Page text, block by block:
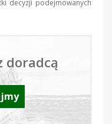
decyzji podejmowanych
doradcą